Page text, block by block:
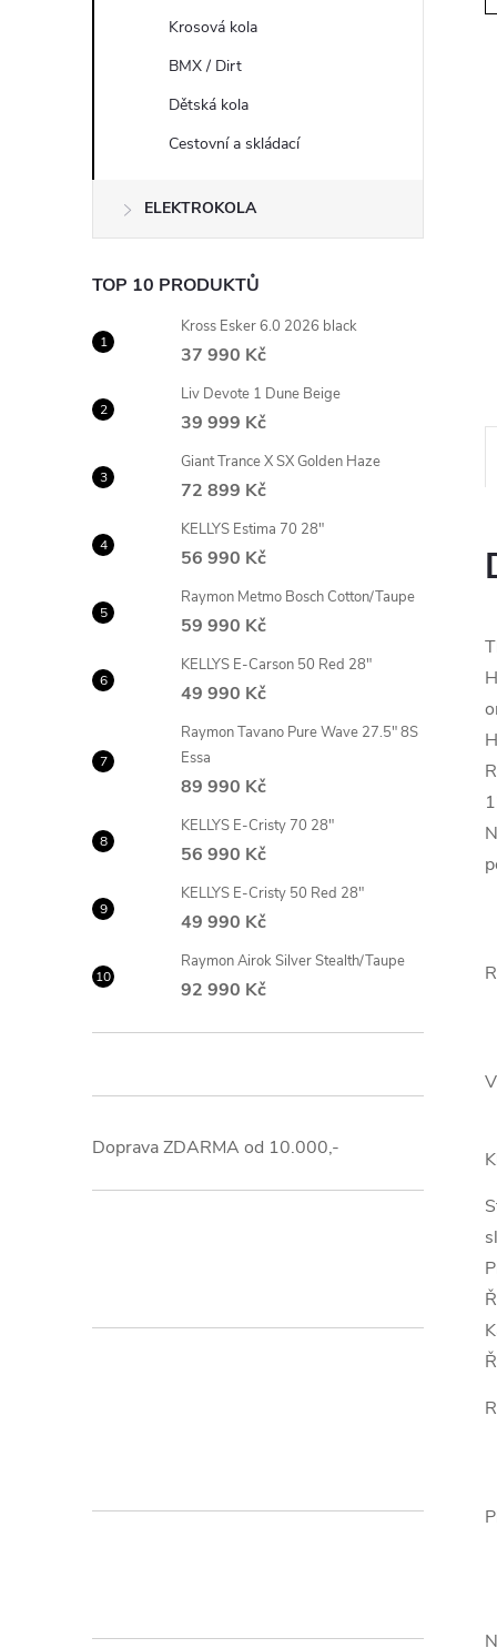
n
e
l
Krosová kola
BMX / Dirt
Dětská kola
Cestovní a skládací
ELEKTROKOLA
TOP 10 PRODUKTŮ
Kross Esker 6.0 2026 black
37 990 Kč
Liv Devote 1 Dune Beige
39 999 Kč
Giant Trance X SX Golden Haze
72 899 Kč
KELLYS Estima 70 28"
56 990 Kč
Raymon Metmo Bosch Cotton/Taupe
59 990 Kč
KELLYS E-Carson 50 Red 28"
49 990 Kč
Raymon Tavano Pure Wave 27.5" 8S
Essa
89 990 Kč
KELLYS E-Cristy 70 28"
56 990 Kč
KELLYS E-Cristy 50 Red 28"
49 990 Kč
Raymon Airok Silver Stealth/Taupe
92 990 Kč
Doprava ZDARMA od 10.000,-